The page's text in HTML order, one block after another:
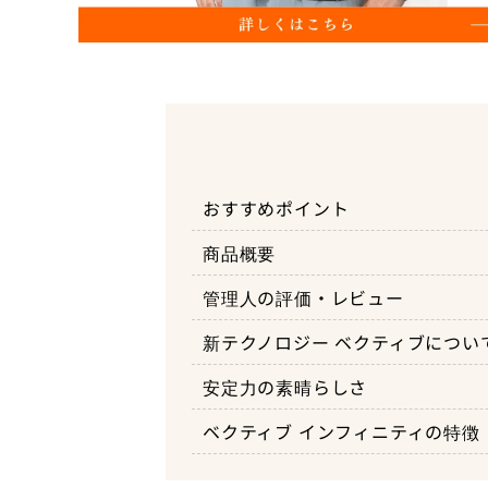
おすすめポイント
商品概要
管理人の評価・レビュー
新テクノロジー ベクティブについ
安定力の素晴らしさ
ベクティブ インフィニティの特徴